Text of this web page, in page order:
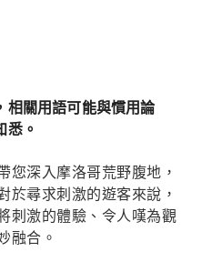
相關用語可能與慣用論
悉。
您深入摩洛哥荒野腹地，
於尋求刺激的遊客來說，
刺激的體驗、令人嘆為觀
融合。